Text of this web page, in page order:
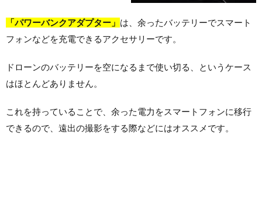
「パワーバンクアダプター」 は、余ったバッテリーでスマート
フォンなどを充電できるアクセサリーです。
ドローンのバッテリーを空になるまで使い切る、というケース
はほとんどありません。
これを持っていることで、余った電力をスマートフォンに移行
できるので、遠出の撮影をする際などにはオススメです。